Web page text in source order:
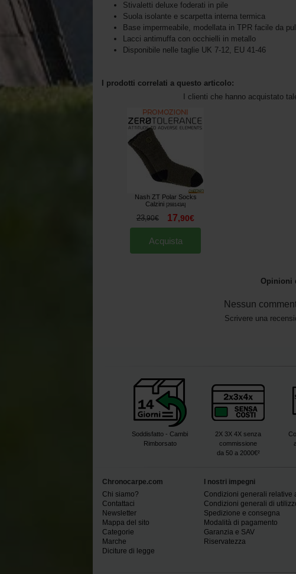
Stivaletti deluxe foderati in pile
Suola isolante e scarpetta interna termica
Base impermeabile, modellata in TPR facile da
Lacci antimuffa con occhielli in metallo
Disponibile nelle taglie UK 7-12, EU 41-46
I prodotti correlati a questo articolo:
I clienti che hanno acquistato
Nash ZT Polar Socks
Calzini [268143A]
23,90€ 17,90€
Acquista
Opinioni
Nessun
Scrivere una
Soddisfatto - Cambi
Rimborsato
2X 3X 4X senza
commissione
da 50 a 2000€²
Chronocarpe.com
Chi siamo?
Contattaci
Newsletter
Mappa del sito
Categorie
Marche
Diciture di legge
I nostri impegni
Condizioni generali relative
Condizioni generali di
Spedizione e consegna
Modalità di pagamento
Garanzia e SAV
Riservatezza